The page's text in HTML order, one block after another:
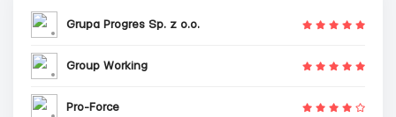
Grupa Progres Sp. z o.o.
Group Working
Pro-Force